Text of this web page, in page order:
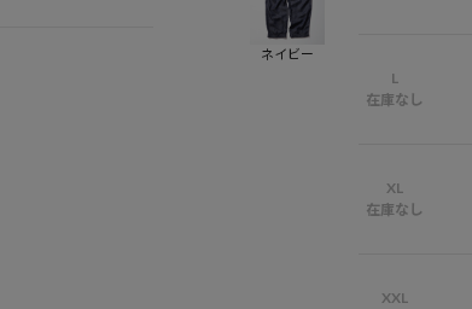
ネイビー
L
在庫なし
XL
在庫なし
XXL